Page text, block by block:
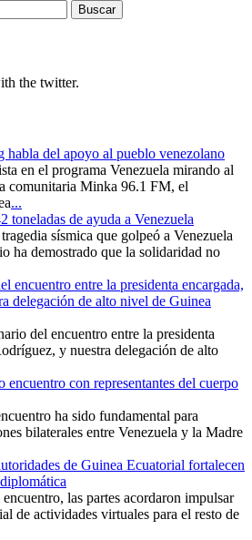
the twitter.
habla del apoyo al pueblo venezolano
en el programa Venezuela mirando al
comunitaria Minka 96.1 FM, el
...
toneladas de ayuda a Venezuela
sísmica que golpeó a Venezuela
ha demostrado que la solidaridad no
encuentro entre la presidenta encargada,
delegación de alto nivel de Guinea
del encuentro entre la presidenta
y nuestra delegación de alto
con representantes del cuerpo
ha sido fundamental para
bilaterales entre Venezuela y la Madre
de Guinea Ecuatorial fortalecen
las partes acordaron impulsar
de actividades virtuales para el resto de